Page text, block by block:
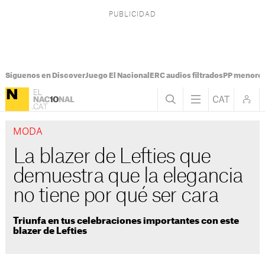
Síguenos en DiscoverJuego El Nacional ERC audios filtradosPP
MODA
La blazer de Lefties que
demuestra que la elegancia
no tiene por qué ser cara
Triunfa en tus celebraciones importantes con este
blazer de Lefties